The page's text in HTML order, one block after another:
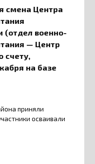
смена Центра
(отдел военно-
— Центр
счету,
на базе
приняли
осваивали